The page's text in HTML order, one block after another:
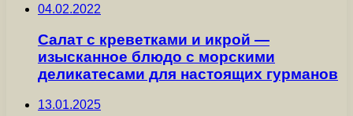
04.02.2022
Салат с креветками и икрой —
изысканное блюдо с морскими
деликатесами для настоящих гурманов
13.01.2025